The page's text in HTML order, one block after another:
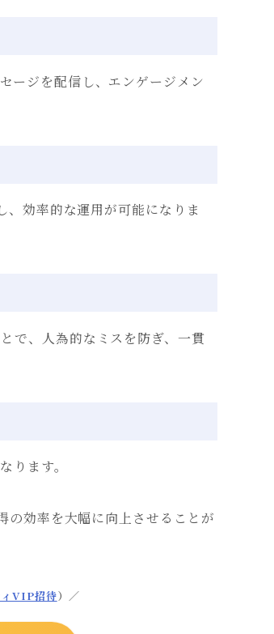
ージを配信し、エンゲージメン
効率的な運用が可能になりま
で、人為的なミスを防ぎ、一貫
ります。
の効率を大幅に向上させることが
VIP招待）／